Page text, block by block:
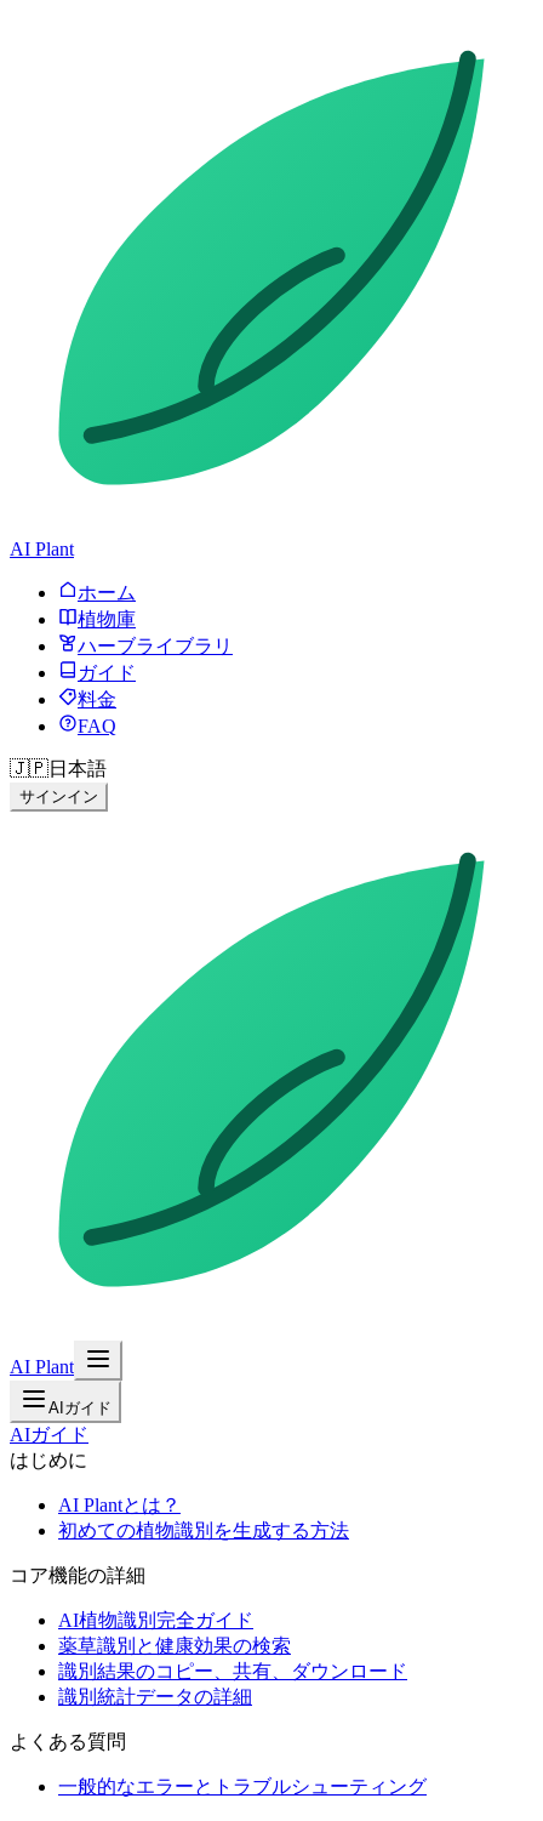
AI Plant
ホーム
植物庫
ハーブライブラリ
ガイド
料金
FAQ
🇯🇵日本語
サインイン
AI Plant
AIガイド
AIガイド
はじめに
AI Plantとは？
初めての植物識別を生成する方法
コア機能の詳細
AI植物識別完全ガイド
薬草識別と健康効果の検索
識別結果のコピー、共有、ダウンロード
識別統計データの詳細
よくある質問
一般的なエラーとトラブルシューティング